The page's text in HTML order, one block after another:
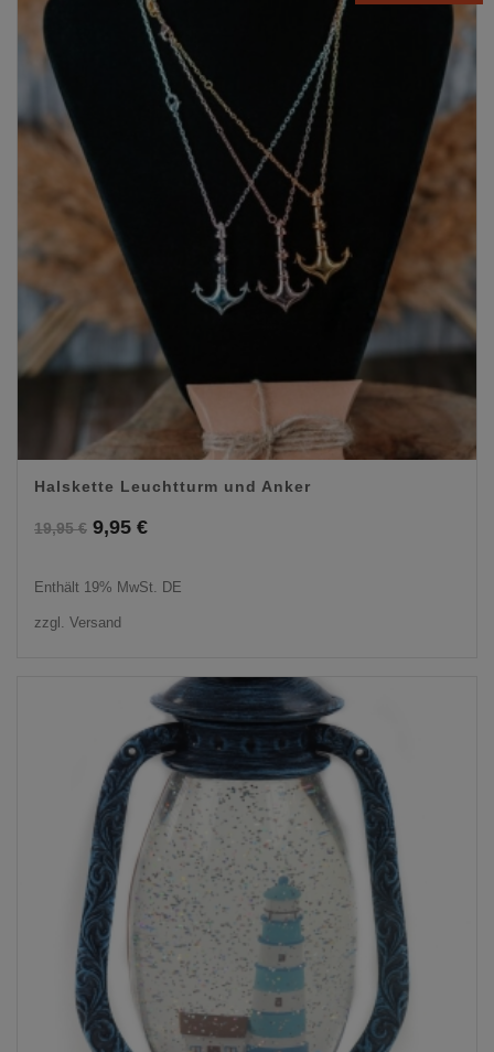
Halskette Leuchtturm und Anker
19,95€ Ursprünglicher
9,95 €Aktueller
Enthält 19% MwSt. DE
zzgl. Versand